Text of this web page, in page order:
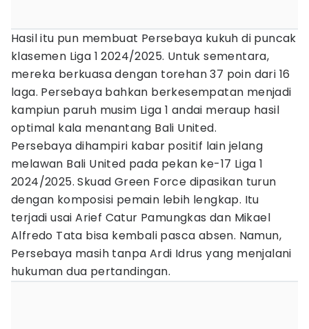
Hasil itu pun membuat Persebaya kukuh di puncak
klasemen Liga 1 2024/2025. Untuk sementara,
mereka berkuasa dengan torehan 37 poin dari 16
laga. Persebaya bahkan berkesempatan menjadi
kampiun paruh musim Liga 1 andai meraup hasil
optimal kala menantang Bali United.
Persebaya dihampiri kabar positif lain jelang
melawan Bali United pada pekan ke-17 Liga 1
2024/2025. Skuad Green Force dipasikan turun
dengan komposisi pemain lebih lengkap. Itu
terjadi usai Arief Catur Pamungkas dan Mikael
Alfredo Tata bisa kembali pasca absen. Namun,
Persebaya masih tanpa Ardi Idrus yang menjalani
hukuman dua pertandingan.